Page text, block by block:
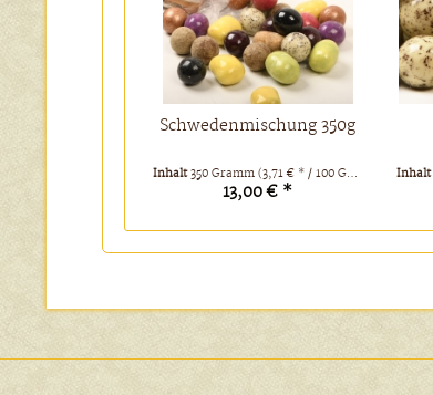
Schwedenmischung 350g
Inhalt350 Gramm(3,71 € * / 100 Gramm)
13,00 € *
Inhalt